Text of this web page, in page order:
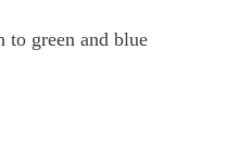
green and blue